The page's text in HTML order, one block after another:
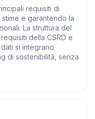
requisiti di
e garantendo la
La struttura del
della CSRD e
si integrano
di sostenibilità, senza